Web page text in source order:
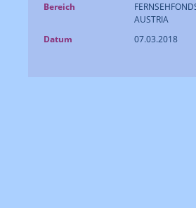
Bereich
AUSTRIA
Datum
07.03.2018